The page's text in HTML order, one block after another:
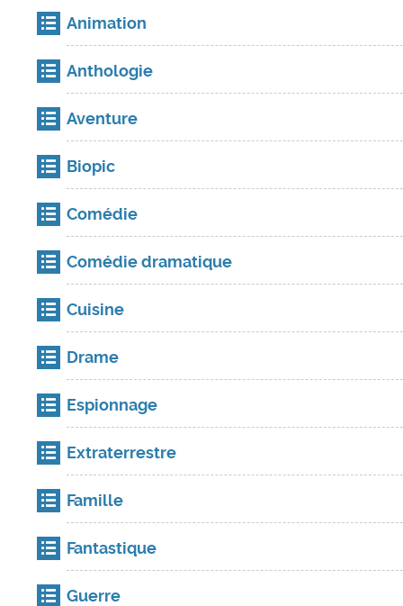
Animation
Anthologie
Aventure
Biopic
Comédie
Comédie dramatique
Cuisine
Drame
Espionnage
Extraterrestre
Famille
Fantastique
Guerre